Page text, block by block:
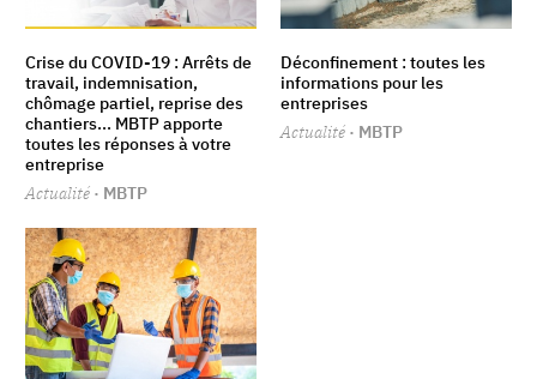
Crise du COVID-19 : Arrêts de
travail, indemnisation,
chômage partiel, reprise des
chantiers... MBTP apporte
toutes les réponses à votre
entreprise
Actualité · MBTP
Déconfinement : toutes les
informations pour les
entreprises
Actualité · MBTP